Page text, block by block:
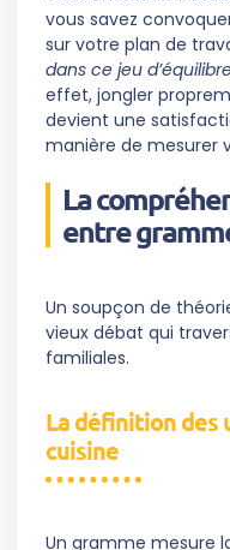
vous savez
sur votre plan de
dans ce jeu
effet, jongler
devient une
manière de mesurer
La
entre
Un soupçon de
vieux débat qui
familiales.
La définition des
cuisine
Un gramme mesure